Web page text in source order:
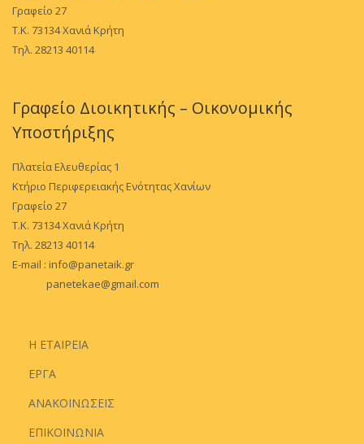
Γραφείο 27
Τ.Κ. 73134 Χανιά Κρήτη
Τηλ. 28213 40114
Γραφείο Διοικητικής – Οικονομικής
Υποστήριξης
Πλατεία Ελευθερίας 1
Κτήριο Περιφερειακής Ενότητας Χανίων
Γραφείο 27
Τ.Κ. 73134 Χανιά Κρήτη
Τηλ. 28213 40114
E-mail : info@panetaik.gr
panetekae@gmail.com
Η ΕΤΑΙΡΕΙΑ
ΕΡΓΑ
ΑΝΑΚΟΙΝΩΣΕΙΣ
ΕΠΙΚΟΙΝΩΝΙΑ